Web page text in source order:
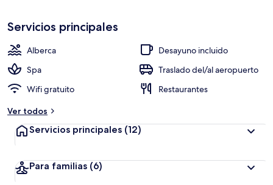
Servicios principales
Alberca
Desayuno incluido
Spa
Traslado del/al aeropuerto
Wifi gratuito
Restaurantes
Ver todos
Servicios principales (12)
Para familias (6)